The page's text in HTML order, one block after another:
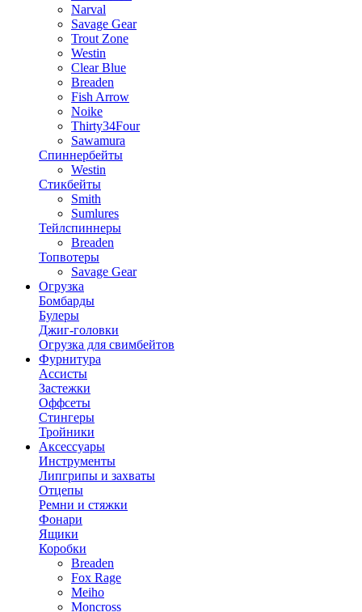
Narval
Savage Gear
Trout Zone
Westin
Clear Blue
Breaden
Fish Arrow
Noike
Thirty34Four
Sawamura
Спиннербейты
Westin
Стикбейты
Smith
Sumlures
Тейлспиннеры
Breaden
Топвотеры
Savage Gear
Огрузка
Бомбарды
Булеры
Джиг-головки
Огрузка для свимбейтов
Фурнитура
Ассисты
Застежки
Оффсеты
Стингеры
Тройники
Аксессуары
Инструменты
Липгрипы и захваты
Отцепы
Ремни и стяжки
Фонари
Ящики
Коробки
Breaden
Fox Rage
Meiho
Moncross